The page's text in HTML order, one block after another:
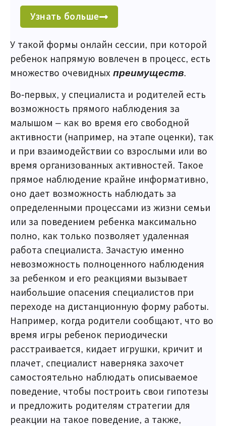
Узнать больше
У такой формы онлайн сессии, при которой
ребенок напрямую вовлечен в процесс, есть
множество очевидных преимуществ.
Во-первых, у специалиста и родителей есть
возможность прямого наблюдения за
малышом – как во время его свободной
активности (например, на этапе оценки), так
и при взаимодействии со взрослыми или во
время организованных активностей. Такое
прямое наблюдение крайне информативно,
оно дает возможность наблюдать за
определенными процессами из жизни семьи
или за поведением ребенка максимально
полно, как только позволяет удаленная
работа специалиста. Зачастую именно
невозможность полноценного наблюдения
за ребенком и его реакциями вызывает
наибольшие опасения специалистов при
переходе на дистанционную форму работы.
Например, когда родители сообщают, что во
время игры ребенок периодически
расстраивается, кидает игрушки, кричит и
плачет, специалист наверняка захочет
самостоятельно наблюдать описываемое
поведение, чтобы построить свои гипотезы
и предложить родителям стратегии для
реакции на такое поведение, а также,